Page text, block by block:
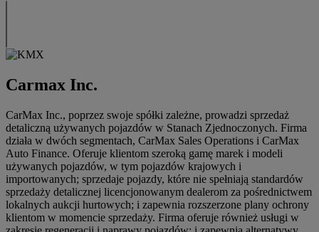
Carmax Inc.
CarMax Inc., poprzez swoje spółki zależne, prowadzi sprzedaż
detaliczną używanych pojazdów w Stanach Zjednoczonych. Firma
działa w dwóch segmentach, CarMax Sales Operations i CarMax
Auto Finance. Oferuje klientom szeroką gamę marek i modeli
używanych pojazdów, w tym pojazdów krajowych i
importowanych; sprzedaje pojazdy, które nie spełniają standardów
sprzedaży detalicznej licencjonowanym dealerom za pośrednictwem
lokalnych aukcji hurtowych; i zapewnia rozszerzone plany ochrony
klientom w momencie sprzedaży. Firma oferuje również usługi w